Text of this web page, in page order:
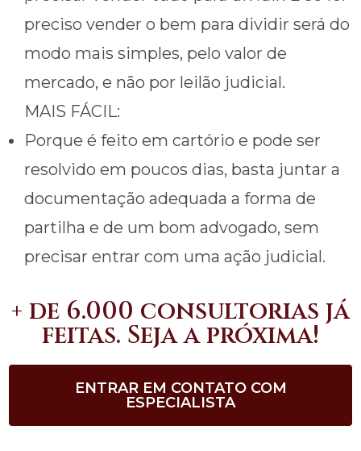
preciso vender o bem para dividir será do
modo mais simples, pelo valor de
mercado, e não por leilão judicial.
MAIS FÁCIL:
Porque é feito em cartório e pode ser
resolvido em poucos dias, basta juntar a
documentação adequada a forma de
partilha e de um bom advogado, sem
precisar entrar com uma ação judicial.
+ de 6.000 consultorias já
feitas. Seja a próxima!
ENTRAR EM CONTATO COM
ESPECIALISTA